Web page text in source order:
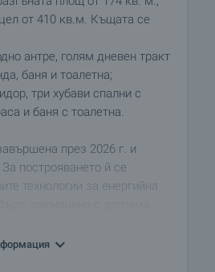
от 410 кв.м. Къщата се
антре, голям дневен тракт
баня и тоалетна;
три хубави спални с
и баня с тоалетна.
през 2026 г. и
построяването й се
технологии за енергийна
мазилка, вътрешни